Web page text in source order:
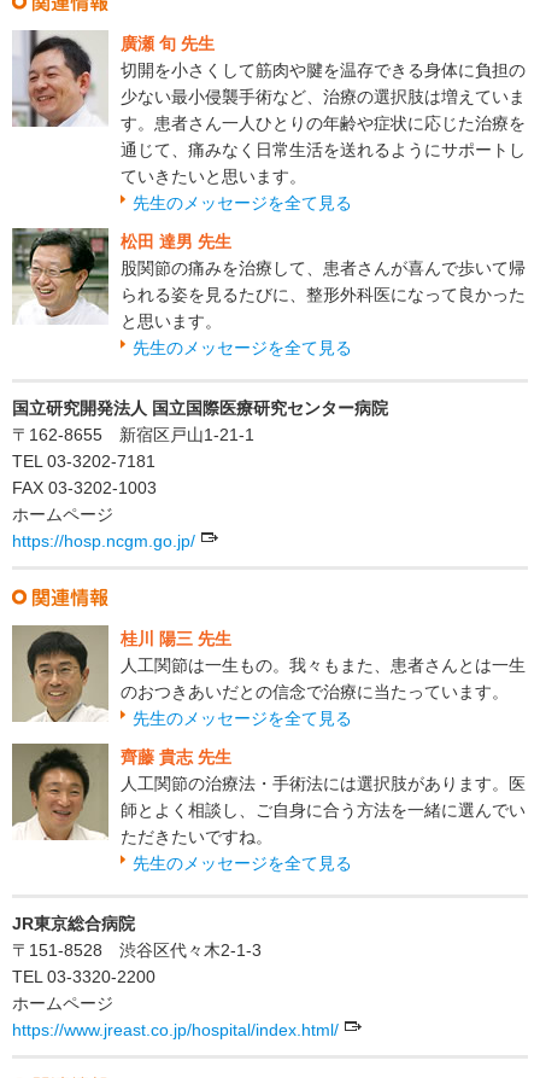
廣瀬 旬 先生
切開を小さくして筋肉や腱を温存できる身体に負担の
少ない最小侵襲手術など、治療の選択肢は増えていま
す。患者さん一人ひとりの年齢や症状に応じた治療を
通じて、痛みなく日常生活を送れるようにサポートし
ていきたいと思います。
先生のメッセージを全て見る
松田 達男 先生
股関節の痛みを治療して、患者さんが喜んで歩いて帰
られる姿を見るたびに、整形外科医になって良かった
と思います。
先生のメッセージを全て見る
国立研究開発法人 国立国際医療研究センター病院
〒162-8655 新宿区戸山1-21-1
TEL 03-3202-7181
FAX 03-3202-1003
ホームページ
https://hosp.ncgm.go.jp/
桂川 陽三 先生
人工関節は一生もの。我々もまた、患者さんとは一生
のおつきあいだとの信念で治療に当たっています。
先生のメッセージを全て見る
齊藤 貴志 先生
人工関節の治療法・手術法には選択肢があります。医
師とよく相談し、ご自身に合う方法を一緒に選んでい
ただきたいですね。
先生のメッセージを全て見る
JR東京総合病院
〒151-8528 渋谷区代々木2-1-3
TEL 03-3320-2200
ホームページ
https://www.jreast.co.jp/hospital/index.html/